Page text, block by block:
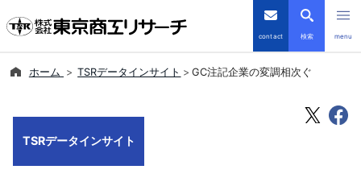
contact 検索 menu
TSR-PLUS
ホーム TSRデータインサイト GC注記企業の変調相次ぐ
TSRデータインサイト